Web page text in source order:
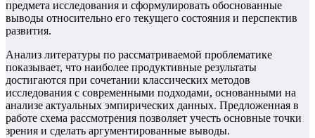
предмета исследования и сформулировать обоснованные
выводы относительно его текущего состояния и перспектив
развития.
Анализ литературы по рассматриваемой проблематике
показывает, что наиболее продуктивные результаты
достигаются при сочетании классических методов
исследования с современными подходами, основанными на
анализе актуальных эмпирических данных. Предложенная в
работе схема рассмотрения позволяет учесть основные точки
зрения и сделать аргументированные выводы.